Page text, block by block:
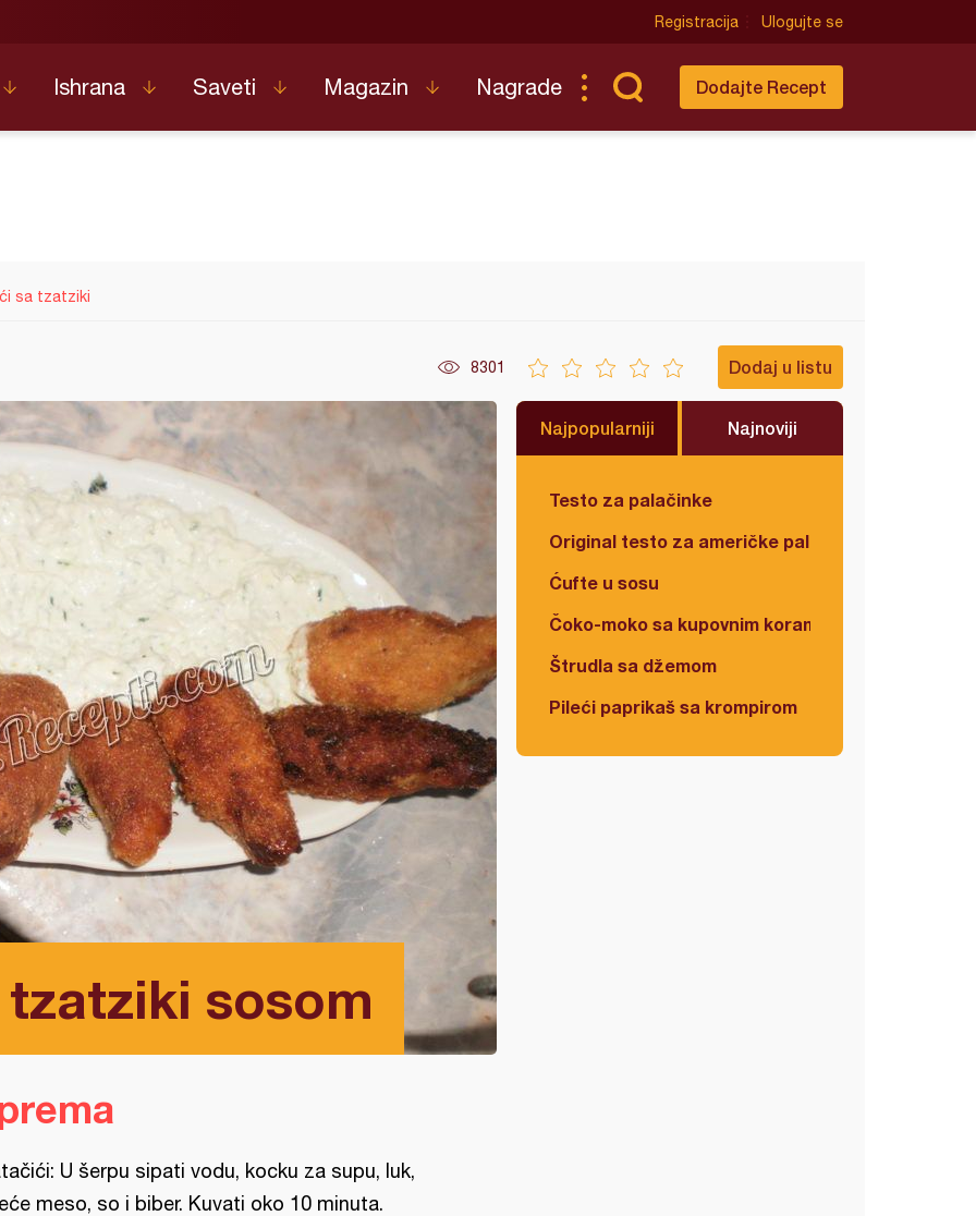
Registracija Ulogujte se
Ishrana Saveti Magazin Nagrade Dodajte Recept
sa tzatziki
8301 Dodaj u listu
sosom
Najpopularniji Najnoviji
Testo za palačinke
Original testo za američke palačinke
Ćufte u sosu
Čoko-moko sa kupovnim korama
Štrudla sa džemom
Pileći paprikaš sa krompirom
U šerpu sipati vodu, kocku za supu, luk,
meso, so i biber. Kuvati oko 10 minuta.